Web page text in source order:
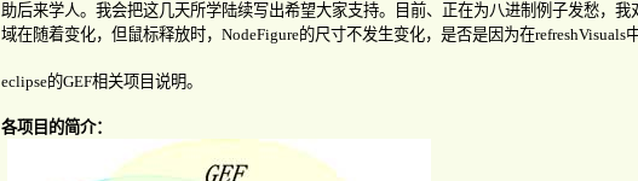
助后来学人。我会把这几天所学陆续写出希望大家支持。目前、正在为八进制例子发愁，我
域在随着变化，但鼠标释放时， NodeFigure的尺寸不发生变化，是否是因为在refreshVisuals
eclipse的GEF相关项目说明。
各项目的简介：